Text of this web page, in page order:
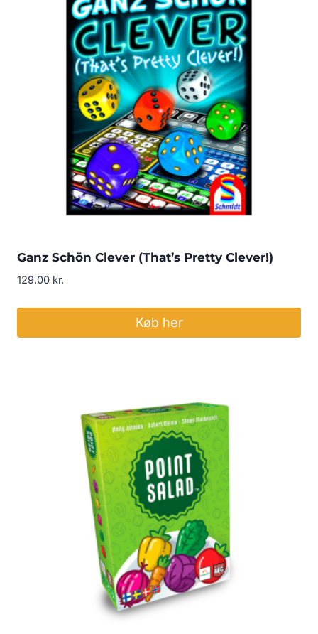
Ganz Schön Clever (That’s Pretty Clever!)
129.00 kr.
Køb her